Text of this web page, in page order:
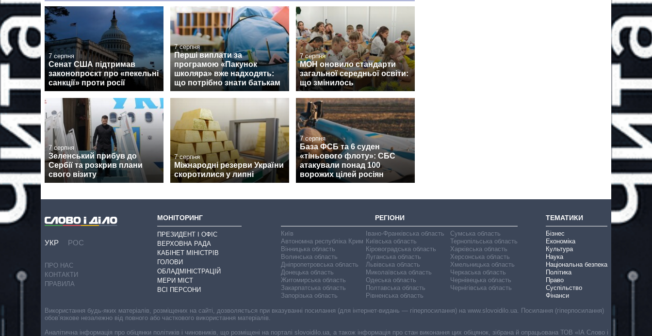
7 серпня
Сенат США підтримав
законопроєкт про «пекельні
санкції» проти росії
7 серпня
Перші виплати за
програмою «Пакунок
школяра» вже надходять:
що потрібно знати батькам
7 серпня
МОН оновило стандарти
загальної середньої освіти:
що змінилось
7 серпня
Зеленський прибув до
Сербії та розкрив плани
свого візиту
7 серпня
Міжнародні резерви України
скоротилися у липні
7 серпня
База ФСБ та 6 суден
«тіньового флоту»: СБС
атакували понад 100
ворожих цілей росіян
УКР РОС
ПРО НАС
КОНТАКТИ
ПРАВИЛА
МОНІТОРИНГ
ПРЕЗИДЕНТ І ОФІС
ВЕРХОВНА РАДА
КАБІНЕТ МІНІСТРІВ
ГОЛОВИ
ОБЛАДМІНІСТРАЦІЙ
МЕРИ МІСТ
ВСІ ПЕРСОНИ
РЕГІОНИ
Київ
Автономна республіка Крим
Вінницька область
Волинська область
Дніпропетровська область
Донецька область
Житомирська область
Закарпатська область
Запорізька область
Івано-Франківська область
Київська область
Кіровоградська область
Луганська область
Львівська область
Миколаївська область
Одеська область
Полтавська область
Рівненська область
Сумська область
Тернопільська область
Харківська область
Херсонська область
Хмельницька область
Черкаська область
Чернівецька область
Чернігівська область
ТЕМАТИКИ
Бізнес
Економіка
Культура
Наука
Національна безпека
Політика
Право
Суспільство
Фінанси
Використання будь-яких матеріалів, розміщених на сайті, дозволяється при вказуванні посилання (для інтернет-видань — гіперпосилання) на www.slovoidilo.ua. Посилання (гіперпосилання)
обов’язкове незалежно від повного або часткового використання матеріалів.
Аналітична інформація про обіцянки політиків і чиновників, що розміщені на порталі slovoidilo.ua, а також інформація про стан виконання цих обіцянок, зібрана й опрацьована ТОВ «ІА Слово і